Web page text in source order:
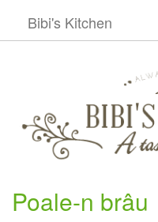
Bibi's Kitchen
Poale-n brâu